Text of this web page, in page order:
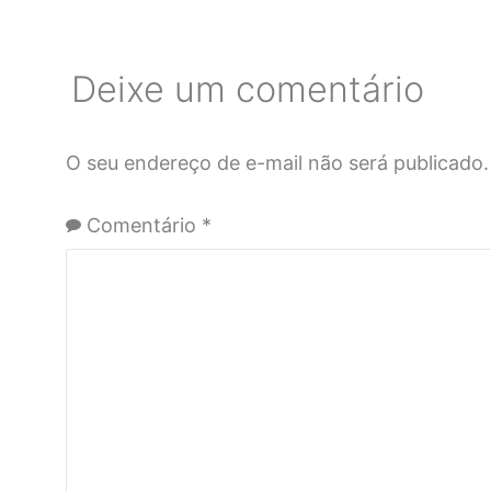
Deixe um comentário
O seu endereço de e-mail não será publicado.
Comentário *